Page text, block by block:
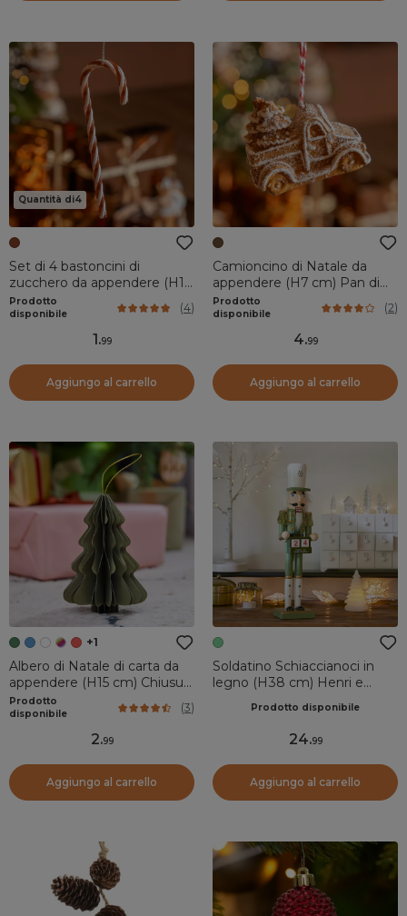
Quantità di4
Set di 4 bastoncini di
zucchero da appendere (H12
cm) Goloso Marrone caffè
Prodotto
disponibile
(4)
1.99
Aggiungo al carrello
Camioncino di Natale da
appendere (H7 cm) Pan di
zenzero goloso
Prodotto
disponibile
(2)
4.99
Aggiungo al carrello
+1
Albero di Natale di carta da
appendere (H15 cm) Chiusura
Magnetica Verde
Prodotto
disponibile
(3)
2.99
Aggiungo al carrello
Soldatino Schiaccianoci in
legno (H38 cm) Henri e
Prodotto disponibile
24.99
Aggiungo al carrello